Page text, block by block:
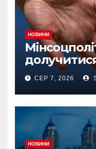
НОВИНИ
СЕР 7, 2026
НОВИНИ